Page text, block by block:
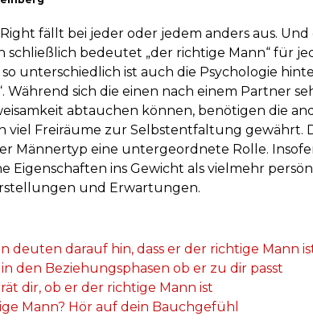
fällt bei jeder oder jedem anders aus. Und
bedeutet „der richtige Mann“ für
unterschiedlich ist auch die Psychologie
Während sich die einen nach einem Partner
abtauchen können, benötigen die
viel Freiräume zur Selbstentfaltung gewährt.
Männertyp eine untergeordnete Rolle.
Eigenschaften ins Gewicht als vielmehr
und Erwartungen.
deuten darauf hin, dass er der richtige Mann
den Beziehungsphasen ob er zu dir passt
dir, ob er der richtige Mann ist
Mann? Hör auf dein Bauchgefühl